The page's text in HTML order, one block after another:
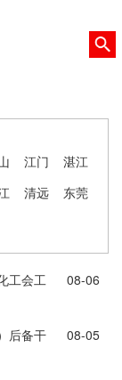
江门
湛江
清远
东莞
工会工
08-06
后备干
08-05